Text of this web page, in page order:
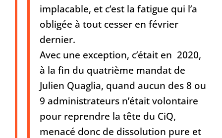
implacable, et c’est la fatigue qui l’a
obligée à tout cesser en février
dernier.
Avec une exception, c’était en 2020,
à la fin du quatrième mandat de
Julien Quaglia, quand aucun des 8 ou
9 administrateurs n’était volontaire
pour reprendre la tête du CiQ,
menacé donc de dissolution pure et